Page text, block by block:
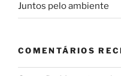
Juntos pelo ambiente
COMENTÁRIOS